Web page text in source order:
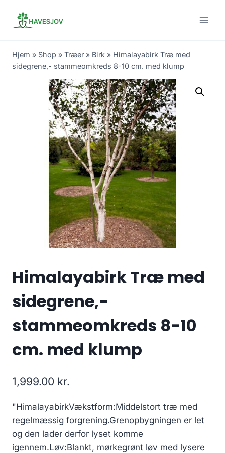
Hjem » Shop » Træer » Birk » Himalayabirk Træ med
sidegrene,- stammeomkreds 8-10 cm. med klump
Himalayabirk Træ med
sidegrene,-
stammeomkreds 8-10
cm. med klump
1,999.00 kr.
"HimalayabirkVækstform:Middelstort træ med
regelmæssig forgrening.Grenopbygningen er let
og den lader derfor lyset komme
igennem.Løv:Blankt, mørkegrønt løv med lysere